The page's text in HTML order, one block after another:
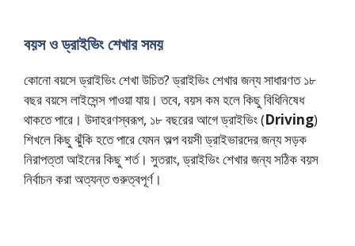
বয়স ও ড্রাইভিং শেখার সময়
কোনো বয়সে ড্রাইভিং শেখা উচিত? ড্রাইভিং শেখার জন্য সাধারণত ১৮
বছর বয়সে লাইসেন্স পাওয়া যায়। তবে, বয়স কম হলে কিছু বিধিনিষেধ
থাকতে পারে। উদাহরণস্বরূপ, ১৮ বছরের আগে ড্রাইভিং (Driving)
শিখলে কিছু ঝুঁকি হতে পারে যেমন অল্প বয়সী ড্রাইভারদের জন্য সড়ক
নিরাপত্তা আইনের কিছু শর্ত। সুতরাং, ড্রাইভিং শেখার জন্য সঠিক বয়স
নির্বাচন করা অত্যন্ত গুরুত্বপূর্ণ।